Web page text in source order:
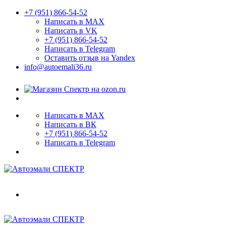
+7 (951) 866-54-52
Написать в MAX
Написать в VK
+7 (951) 866-54-52
Написать в Telegram
Оставить отзыв на Yandex
info@autoemali36.ru
Написать в MAX
Написать в ВК
+7 (951) 866-54-52
Написать в Telegram